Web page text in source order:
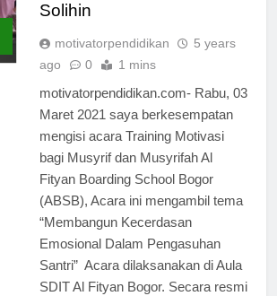
Solihin
motivatorpendidikan
5 years
ago
0 1 mins
motivatorpendidikan.com- Rabu, 03
Maret 2021 saya berkesempatan
mengisi acara Training Motivasi
bagi Musyrif dan Musyrifah Al
Fityan Boarding School Bogor
(ABSB), Acara ini mengambil tema
“Membangun Kecerdasan
Emosional Dalam Pengasuhan
Santri” Acara dilaksanakan di Aula
SDIT Al Fityan Bogor. Secara resmi